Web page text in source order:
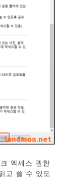
엑세스 권한
고 쓸 수 있도